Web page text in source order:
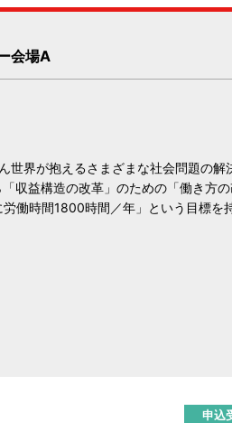
会場A
世界が抱えるさまざまな社会問題の解
収益構造の改革」のための「働き方の
働時間1800時間／年」という目標を
申込